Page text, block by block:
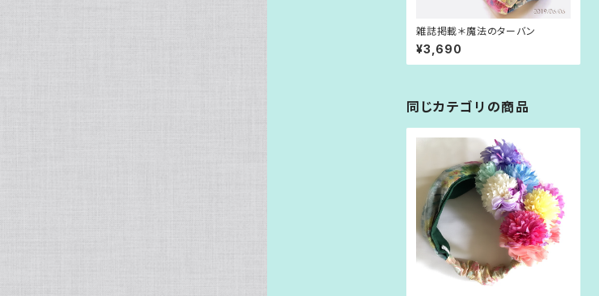
雑誌掲載＊魔法のターバン
¥3,690
同じカテゴリの商品